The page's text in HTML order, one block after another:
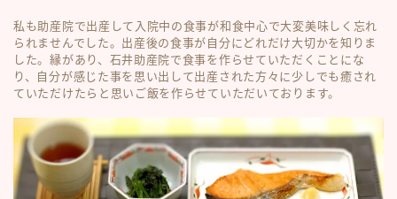
私も助産院で出産して入院中の食事が和食中心で大変美味しく忘れ
られませんでした。出産後の食事が自分にどれだけ大切かを知りま
した。縁があり、石井助産院で食事を作らせていただくことにな
り、自分が感じた事を思い出して出産された方々に少しでも癒され
ていただけたらと思いご飯を作らせていただいております。